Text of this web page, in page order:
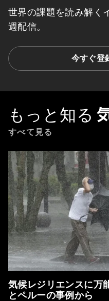
世界の課題を読み解く
週配信。
今すぐ登
もっと知る
すべて見る
気候レジリエンスに万
とペルーの事例から